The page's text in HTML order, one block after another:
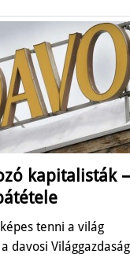
kapitalisták
tenni a világ
davosi